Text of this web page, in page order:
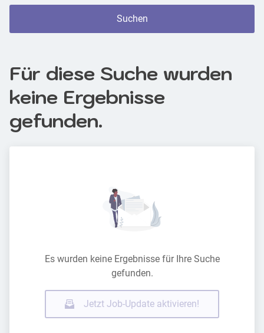
Suchen
Für diese Suche wurden
keine Ergebnisse
gefunden.
Es wurden keine Ergebnisse für Ihre Suche
gefunden.
Jetzt Job-Update aktivieren!